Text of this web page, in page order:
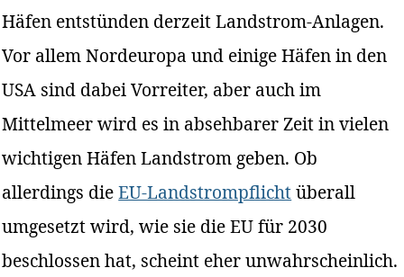
Häfen entstünden derzeit Landstrom-Anlagen.
Vor allem Nordeuropa und einige Häfen in den
USA sind dabei Vorreiter, aber auch im
Mittelmeer wird es in absehbarer Zeit in vielen
wichtigen Häfen Landstrom geben. Ob
allerdings dieEU-Landstrompflichtüberall
umgesetzt wird, wie sie die EU für 2030
beschlossen hat, scheint eher unwahrscheinlich.